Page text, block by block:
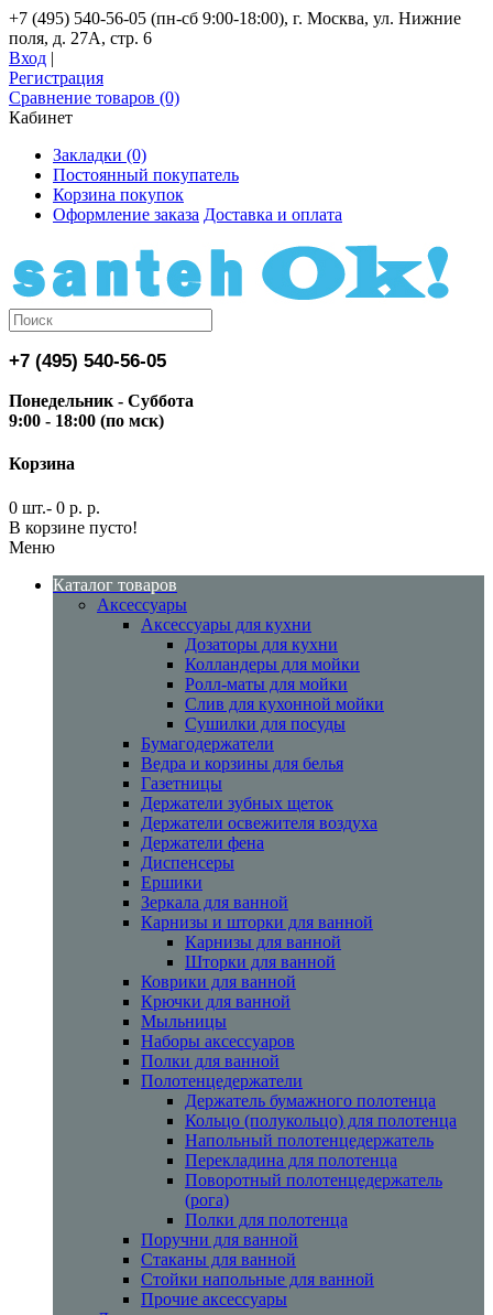
+7 (495) 540-56-05 (пн-сб 9:00-18:00), г. Москва, ул. Нижние
поля, д. 27А, стр. 6
Вход |
Регистрация
Сравнение товаров (0)
Кабинет
Закладки (0)
Постоянный покупатель
Корзина покупок
Оформление заказа Доставка и оплата
+7 (495) 540-56-05
Понедельник - Суббота
9:00 - 18:00 (по мск)
Корзина
0 шт.- 0 р. р.
В корзине пусто!
Меню
Каталог товаров
Аксессуары
Аксессуары для кухни
Дозаторы для кухни
Колландеры для мойки
Ролл-маты для мойки
Слив для кухонной мойки
Сушилки для посуды
Бумагодержатели
Ведра и корзины для белья
Газетницы
Держатели зубных щеток
Держатели освежителя воздуха
Держатели фена
Диспенсеры
Ершики
Зеркала для ванной
Карнизы и шторки для ванной
Карнизы для ванной
Шторки для ванной
Коврики для ванной
Крючки для ванной
Мыльницы
Наборы аксессуаров
Полки для ванной
Полотенцедержатели
Держатель бумажного полотенца
Кольцо (полукольцо) для полотенца
Напольный полотенцедержатель
Перекладина для полотенца
Поворотный полотенцедержатель
(рога)
Полки для полотенца
Поручни для ванной
Стаканы для ванной
Стойки напольные для ванной
Прочие аксессуары